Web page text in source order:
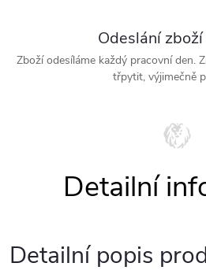
Odeslání
Zboží odesíláme každý pracovní den.
třpytit, výjimečně
Detailní popis